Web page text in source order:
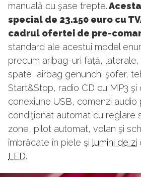
manuală cu şase trepte.
special de 23.150 euro cu
cadrul ofertei de pre-
standard ale acestui model
precum aribag-uri faţă,
spate, airbag genunchi şofer,
Start&Stop, radio CD cu MP3 şi
conexiune USB, comenzi audio
condiţionat automat cu reglare
zone, pilot automat, volan şi
îmbrăcate în piele şi lumini de zi
LED.